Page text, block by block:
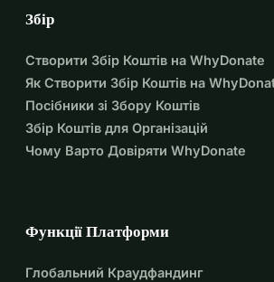
Збір
Створити Збір Коштів на WhyDonate
Як Створити Збір Коштів на
Посібники зі Збору Коштів
Збір Коштів для Організацій
Чому Варто Довіряти WhyDonate
Функції Платформи
Глобальний Краудфандинг